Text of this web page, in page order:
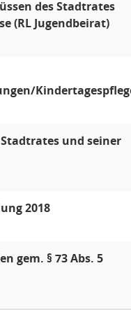
des Stadtrates
(RL Jugendbeirat)
und seiner
2018
gem. § 73 Abs. 5